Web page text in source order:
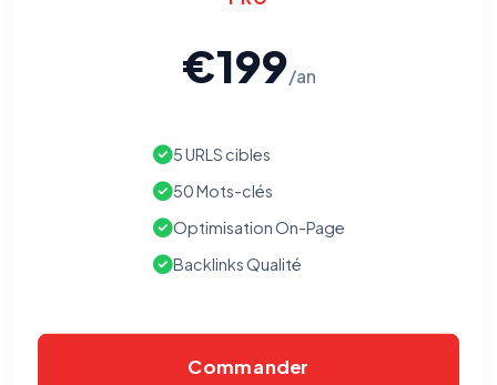
€199/an
5 URLS cibles
50 Mots-clés
Optimisation On-Page
Backlinks Qualité
Commander
⚙️